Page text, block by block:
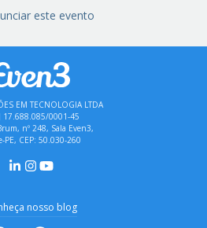
este evento
EM TECNOLOGIA LTDA
17.688.085/0001-45
nº 248, Sala Even3,
PE, CEP: 50.030-260
nosso blog